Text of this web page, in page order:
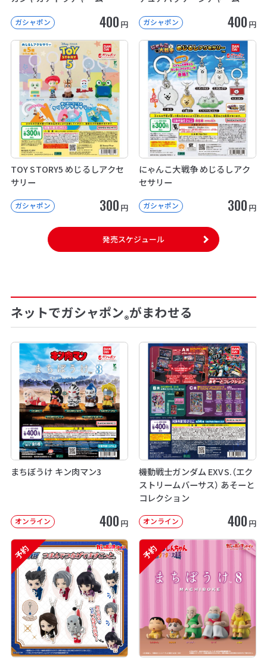
ガシャポン 400 円 ガシャポン 400 円
TOY STORY5 めじるしアクセ
サリー
ガシャポン 300 円
にゃんこ大戦争 めじるしアク
セサリー
ガシャポン 300 円
発売スケジュール
ネットでガシャポン®がまわせる
まちぼうけ キン肉マン3
オンライン 400 円
機動戦士ガンダム EXVS.（エク
ストリームバーサス） あそーと
コレクション
オンライン 400 円
予約 予約